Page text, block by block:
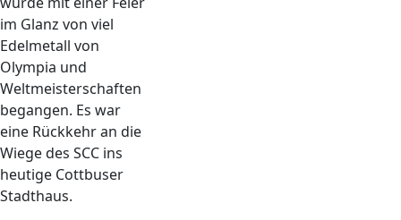
im Glanz von viel
Edelmetall von
Olympia und
Weltmeisterschaften
begangen. Es war
eine Rückkehr an die
Wiege des SCC ins
heutige Cottbuser
Stadthaus.